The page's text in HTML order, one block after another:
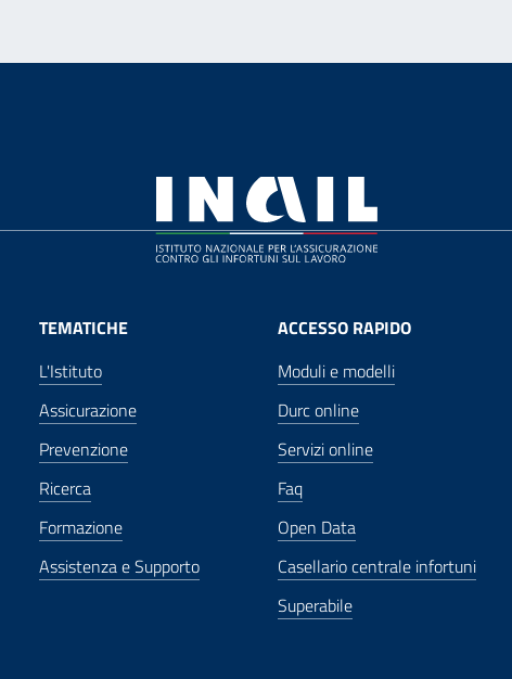
TEMATICHE
L'Istituto
Assicurazione
Prevenzione
Ricerca
Formazione
Assistenza e Supporto
ACCESSO RAPIDO
Moduli e modelli
Durc online
Servizi online
Faq
Open Data
Casellario centrale infortuni
Superabile